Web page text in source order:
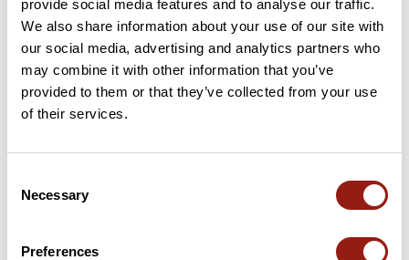
provide social media features and to analyse our traffic.
We also share information about your use of our site with
our social media, advertising and analytics partners who
may combine it with other information that you’ve
provided to them or that they’ve collected from your use
of their services.
Selection
Necessary
Preferences
Cols le long du parcours